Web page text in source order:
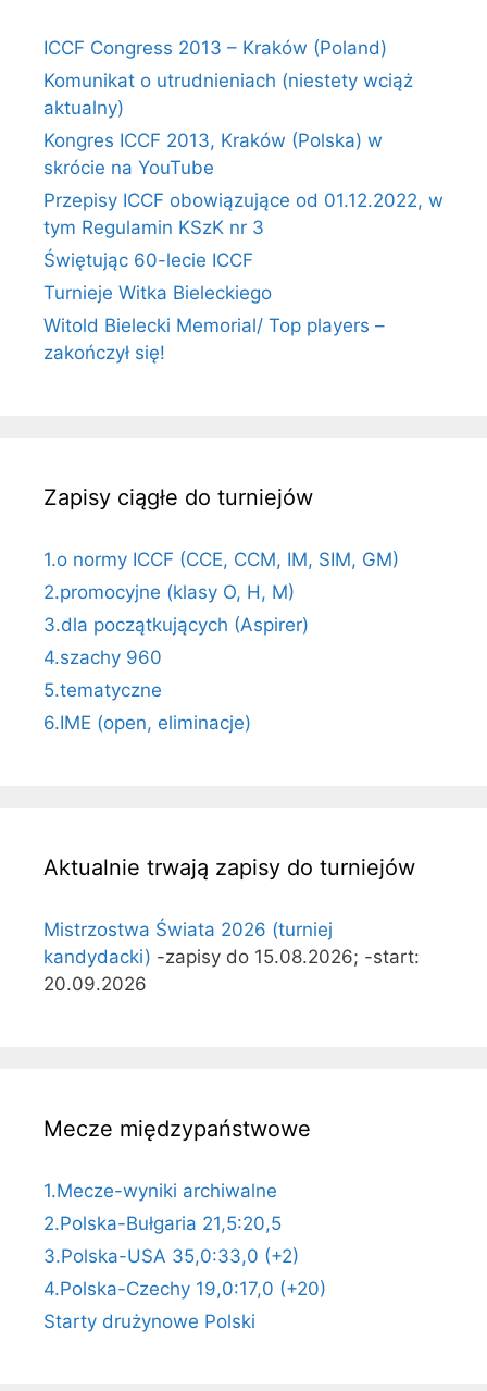
ICCF Congress 2013 – Kraków (Poland)
Komunikat o utrudnieniach (niestety wciąż
aktualny)
Kongres ICCF 2013, Kraków (Polska) w
skrócie na YouTube
Przepisy ICCF obowiązujące od 01.12.2022, w
tym Regulamin KSzK nr 3
Świętując 60-lecie ICCF
Turnieje Witka Bieleckiego
Witold Bielecki Memorial/ Top players –
zakończył się!
Zapisy ciągłe do turniejów
1.o normy ICCF (CCE, CCM, IM, SIM, GM)
2.promocyjne (klasy O, H, M)
3.dla początkujących (Aspirer)
4.szachy 960
5.tematyczne
6.IME (open, eliminacje)
Aktualnie trwają zapisy do turniejów
Mistrzostwa Świata 2026 (turniej
kandydacki) -zapisy do 15.08.2026; -start:
20.09.2026
Mecze międzypaństwowe
1.Mecze-wyniki archiwalne
2.Polska-Bułgaria 21,5:20,5
3.Polska-USA 35,0:33,0 (+2)
4.Polska-Czechy 19,0:17,0 (+20)
Starty drużynowe Polski